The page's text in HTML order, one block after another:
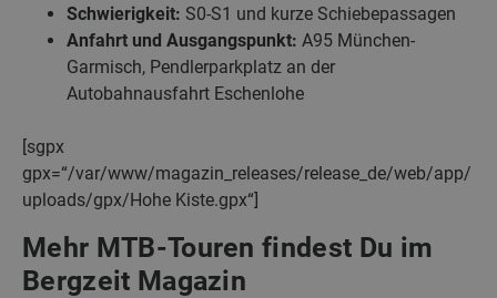
Schwierigkeit: S0-S1 und kurze Schiebepassagen
Anfahrt und Ausgangspunkt: A95 München-
Garmisch, Pendlerparkplatz an der
Autobahnausfahrt Eschenlohe
[sgpx
gpx=“/var/www/magazin_releases/release_de/web/app/
uploads/gpx/Hohe Kiste.gpx“]
Mehr MTB-Touren findest Du im
Bergzeit Magazin